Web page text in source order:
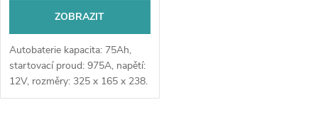
ZOBRAZIT
Autobaterie kapacita: 75Ah,
startovací proud: 975A, napětí:
12V, rozměry: 325 x 165 x 238.
Jedna z nejlepších autobaterií